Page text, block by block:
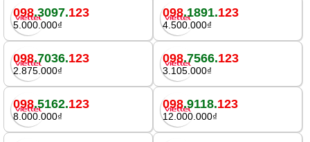
098.3097.123
5.000.000₫
098.1891.123
4.500.000₫
098.7036.123
2.875.000₫
098.7566.123
3.105.000₫
098.5162.123
8.000.000₫
098.9118.123
12.000.000₫